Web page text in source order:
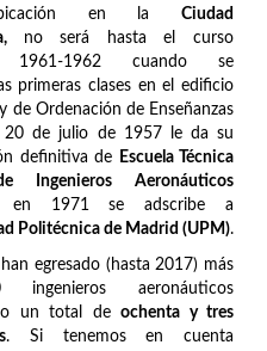
en la Ciudad
no será hasta el curso
1961-1962 cuando se
primeras clases en el edificio
de Ordenación de Enseñanzas
20 de julio de 1957 le da su
definitiva de
Escuela Técnica
Ingenieros Aeronáuticos
1971 se adscribe a
Politécnica de Madrid (UPM).
egresado (hasta 2017) más
aeronáuticos
un total de ochenta y tres
. Si tenemos en cuenta